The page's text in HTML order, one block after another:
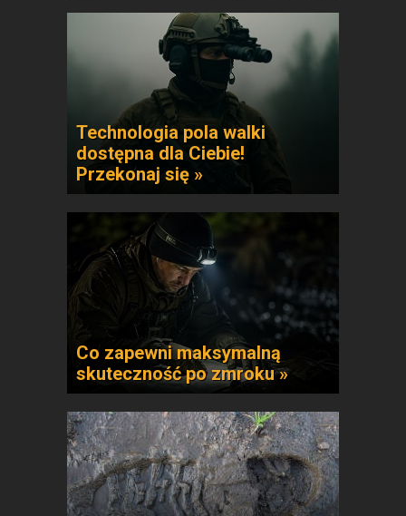
Technologia pola walki
dostępna dla Ciebie!
Przekonaj się »
Co zapewni maksymalną
skuteczność po zmroku »